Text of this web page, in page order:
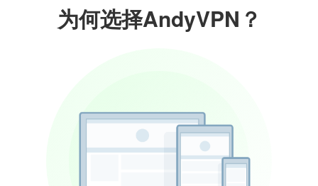
为何选择AndyVPN？